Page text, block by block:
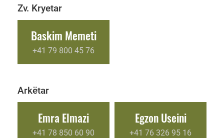
Zv. Kryetar
Baskim Memeti
+41 79 800 45 76
Arkëtar
Emra Elmazi
+41 78 850 60 90
Egzon Useini
+41 76 326 95 16